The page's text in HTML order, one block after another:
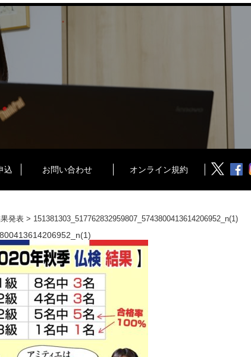
込 お問い合わせ オンライン規約
発表 > 151381303_517762832959807_5743800413614206952_n(1)